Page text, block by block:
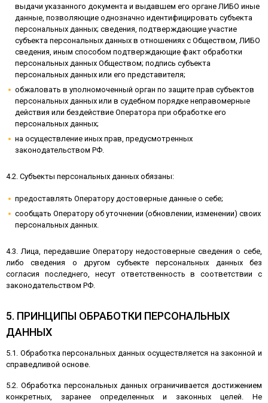
выдачи указанного документа и выдавшем его органе ЛИБО иные
данные, позволяющие однозначно идентифицировать субъекта
персональных данных; сведения, подтверждающие участие
субъекта персональных данных в отношениях с Обществом, ЛИБО
сведения, иным способом подтверждающие факт обработки
персональных данных Обществом; подпись субъекта
персональных данных или его представителя;
обжаловать в уполномоченный орган по защите прав субъектов
персональных данных или в судебном порядке неправомерные
действия или бездействие Оператора при обработке его
персональных данных;
на осуществление иных прав, предусмотренных
законодательством РФ.
4.2. Субъекты персональных данных обязаны:
предоставлять Оператору достоверные данные о себе;
сообщать Оператору об уточнении (обновлении, изменении) своих
персональных данных.
4.3. Лица, передавшие Оператору недостоверные сведения о себе,
либо сведения о другом субъекте персональных данных без
согласия последнего, несут ответственность в соответствии с
законодательством РФ.
5. ПРИНЦИПЫ ОБРАБОТКИ ПЕРСОНАЛЬНЫХ
ДАННЫХ
5.1. Обработка персональных данных осуществляется на законной и
справедливой основе.
5.2. Обработка персональных данных ограничивается достижением
конкретных, заранее определенных и законных целей. Не